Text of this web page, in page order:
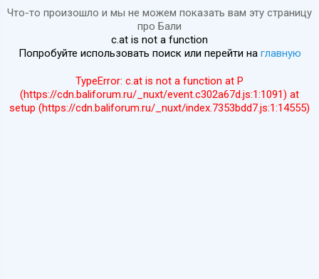
Что-то произошло и мы не можем показать вам эту страницу
про Бали
c.at is not a function
Попробуйте использовать поиск или перейти на главную
TypeError: c.at is not a function at P
(https://cdn.baliforum.ru/_nuxt/event.c302a67d.js:1:1091) at
setup (https://cdn.baliforum.ru/_nuxt/index.7353bdd7.js:1:14555)